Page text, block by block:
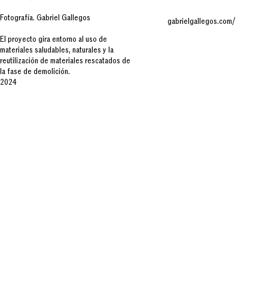
Fotografía. Gabriel Gallegos
El proyecto gira entorno al uso de
materiales saludables, naturales y la
reutilización de materiales rescatados de
la fase de demolición.
2024
gabrielgallegos.com/